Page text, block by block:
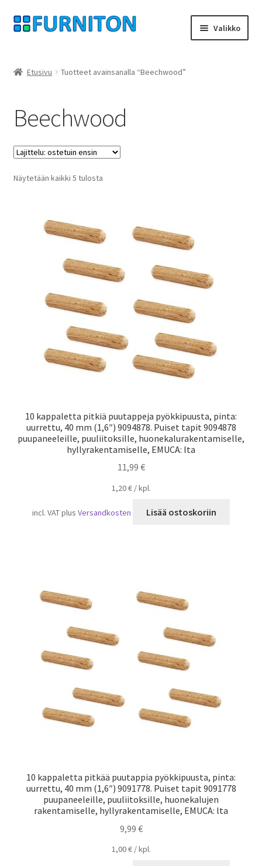
Siirry
navigointiin
Siirry
sisältöön
Valikko
yksityisyyttä
peruuttamisoikeus
Ottaa yhteyttä
Laivaliikenne
Etusivu Tuotteet avainsanalla “Beechwood”
Beechwood
Näytetään kaikki 5 tulostaSuosituimmat
10 kappaletta pitkiä puutappeja pyökkipuusta, pinta:
uurrettu, 40 mm (1,6″) 9094878. Puiset tapit 9094878
puupaneeleille, puuliitoksille, huonekalurakentamiselle,
hyllyrakentamiselle, EMUCA: lta
11,99 €
1,20€/kpl.
incl. VATplusVersandkosten Lisää ostoskoriin
10 kappaletta pitkää puutappia pyökkipuusta, pinta:
uurrettu, 40 mm (1,6″) 9091778. Puiset tapit 9091778
puupaneeleille, puuliitoksille, huonekalujen
rakentamiselle, hyllyrakentamiselle, EMUCA: lta
9,99 €
1,00€/kpl.